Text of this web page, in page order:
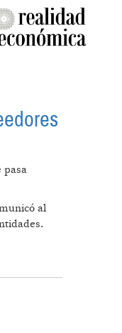
pasa
al